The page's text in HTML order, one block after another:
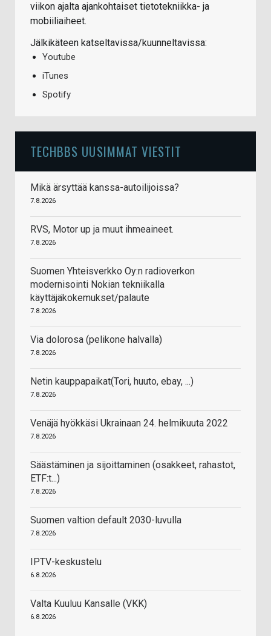
viikon ajalta ajankohtaiset tietotekniikka- ja
mobiiliaiheet.
Jälkikäteen katseltavissa/kuunneltavissa:
Youtube
iTunes
Spotify
TECHBBS UUSIMMAT VIESTIT
Mikä ärsyttää kanssa-autoilijoissa?
7.8.2026
RVS, Motor up ja muut ihmeaineet.
7.8.2026
Suomen Yhteisverkko Oy:n radioverkon
modernisointi Nokian tekniikalla
käyttäjäkokemukset/palaute
7.8.2026
Via dolorosa (pelikone halvalla)
7.8.2026
Netin kauppapaikat(Tori, huuto, ebay, ...)
7.8.2026
Venäjä hyökkäsi Ukrainaan 24. helmikuuta 2022
7.8.2026
Säästäminen ja sijoittaminen (osakkeet, rahastot,
ETF:t...)
7.8.2026
Suomen valtion default 2030-luvulla
7.8.2026
IPTV-keskustelu
6.8.2026
Valta Kuuluu Kansalle (VKK)
6.8.2026